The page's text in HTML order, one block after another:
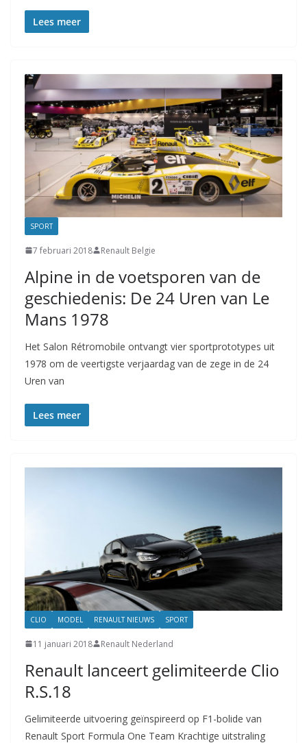
Lees meer
SPORT
7 februari 2018 Renault Belgie
Alpine in de voetsporen van de
geschiedenis: De 24 Uren van Le
Mans 1978
Het Salon Rétromobile ontvangt vier sportprototypes uit
1978 om de veertigste verjaardag van de zege in de 24
Uren van
Lees meer
CLIO MODEL RENAULT NIEUWS SPORT
11 januari 2018 Renault Nederland
Renault lanceert gelimiteerde Clio
R.S.18
Gelimiteerde uitvoering geïnspireerd op F1-bolide van
Renault Sport Formula One Team Krachtige uitstraling